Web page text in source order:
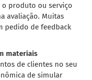
o produto ou serviço
avaliação. Muitas
pedido de feedback
materiais
de clientes no seu
de simular